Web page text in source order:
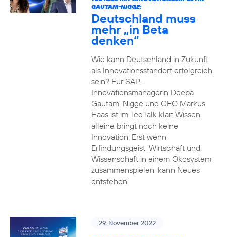
GAUTAM-NIGGE:
Deutschland muss
mehr „in Beta
denken“
Wie kann Deutschland in Zukunft
als Innovationsstandort erfolgreich
sein? Für SAP-
Innovationsmanagerin Deepa
Gautam-Nigge und CEO Markus
Haas ist im TecTalk klar: Wissen
alleine bringt noch keine
Innovation. Erst wenn
Erfindungsgeist, Wirtschaft und
Wissenschaft in einem Ökosystem
zusammenspielen, kann Neues
entstehen.
29. November 2022